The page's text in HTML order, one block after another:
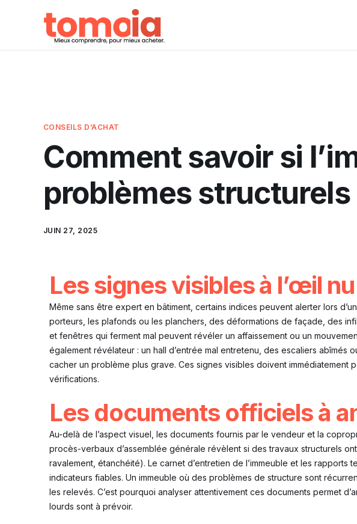
CONSEILS D’ACHAT
Comment savoir si
problèmes structurels
JUIN 27, 2025
Les signes visibles à l’œil nu
Même sans être expert en bâtiment, certains indices peuvent alerter lors
porteurs, les plafonds ou les planchers, des déformations de façade, des
et fenêtres qui ferment mal peuvent révéler un affaissement ou un
également révélateur : un hall d’entrée mal entretenu, des escaliers abîmés
cacher un problème plus grave. Ces signes visibles doivent immédiatement
vérifications.
Les documents officiels à
Au-delà de l’aspect visuel, les documents fournis par le vendeur et la
procès-verbaux d’assemblée générale révèlent si des travaux structurels
ravalement, étanchéité). Le carnet d’entretien de l’immeuble et les rapports
indicateurs fiables. Un immeuble où des problèmes de structure sont
les relevés. C’est pourquoi analyser attentivement ces documents permet
lourds sont à prévoir.